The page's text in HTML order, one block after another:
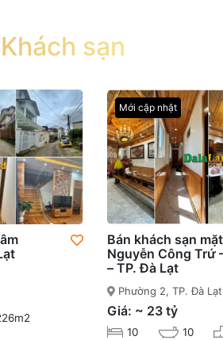
sạn
Mới cập nhật
Bán khách sạn
Nguyễn Công Trứ
– TP. Đà Lạt
Phường 2, TP. Đà Lạt
Giá: ~ 23 tỷ
10 10